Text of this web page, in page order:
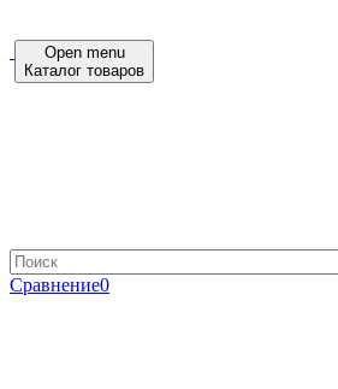
Open menu
Каталог товаров
Сравнение0